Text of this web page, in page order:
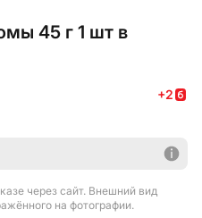
45 г 1 шт в
+2
через сайт. Внешний вид
на фотографии.